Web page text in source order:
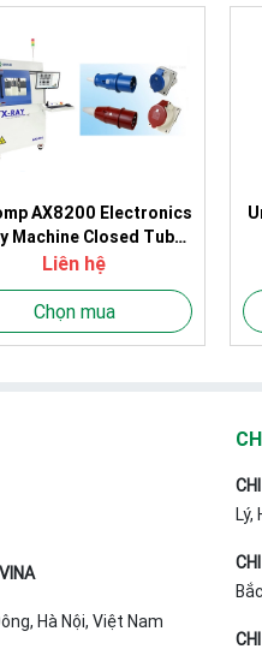
AX8200 Electronics
Machine Closed Tube
Harness Connectors
Liên hệ
Chọn mua
Hà Nội, Việt Nam
Lý,